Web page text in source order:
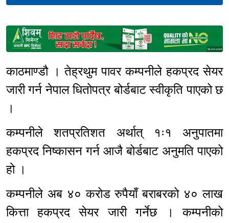
Sponsored
काठमाण्डौ । तेह्रथुम पावर कम्पनीले हकप्रद सेयर
जारी गर्न नेपाल धितोपत्र बोर्डबाट स्वीकृति पाएको छ
।
कम्पनीले शतप्रतिशत अर्थात् १ः१ अनुपातमा
हकप्रद निष्कासन गर्न आजै बोर्डबाट अनुमति पाएको
हो ।
कम्पनीले अब ४० करोड रुपैयाँ बराबरको ४० लाख
कित्ता हकप्रद सेयर जारी गर्नेछ । कम्पनीको